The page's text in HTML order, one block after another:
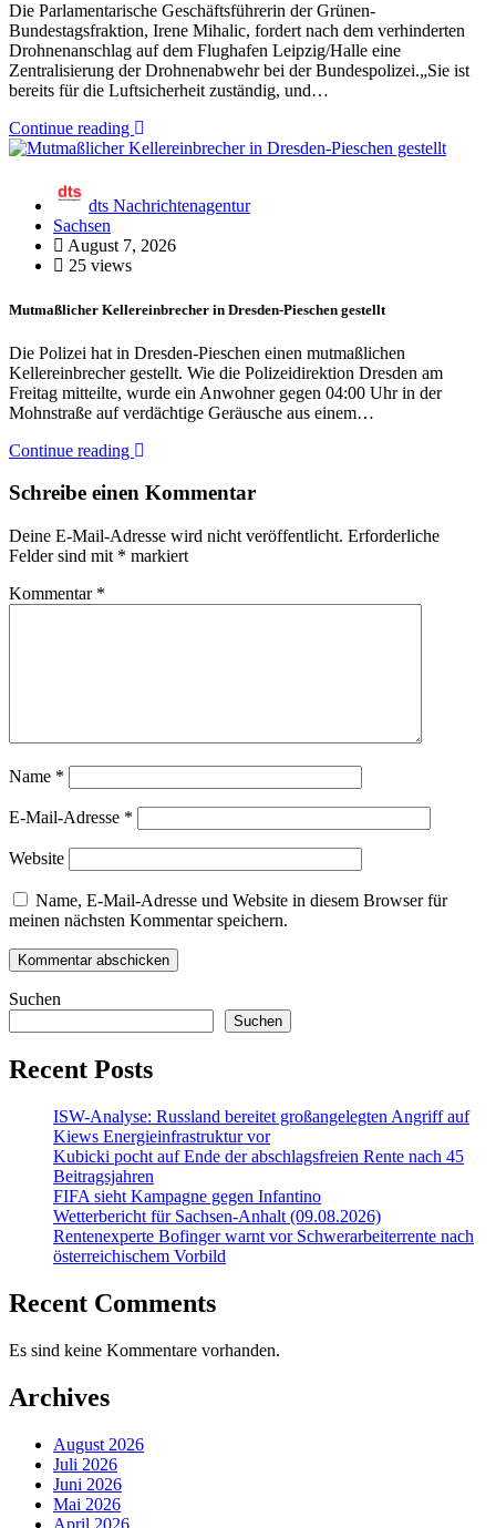
Die Parlamentarische Geschäftsführerin der Grünen-
Bundestagsfraktion, Irene Mihalic, fordert nach dem verhinderten
Drohnenanschlag auf dem Flughafen Leipzig/Halle eine
Zentralisierung der Drohnenabwehr bei der Bundespolizei.„Sie ist
bereits für die Luftsicherheit zuständig, und…
Continue reading
dts Nachrichtenagentur
Sachsen
August 7, 2026
25 views
Mutmaßlicher Kellereinbrecher in Dresden-Pieschen gestellt
Die Polizei hat in Dresden-Pieschen einen mutmaßlichen
Kellereinbrecher gestellt. Wie die Polizeidirektion Dresden am
Freitag mitteilte, wurde ein Anwohner gegen 04:00 Uhr in der
Mohnstraße auf verdächtige Geräusche aus einem…
Continue reading
Schreibe einen Kommentar
Deine E-Mail-Adresse wird nicht veröffentlicht. Erforderliche
Felder sind mit * markiert
Kommentar *
Name *
E-Mail-Adresse *
Website
Name, E-Mail-Adresse und Website in diesem Browser für
meinen nächsten Kommentar speichern.
Suchen
Suchen
Recent Posts
ISW-Analyse: Russland bereitet großangelegten Angriff auf
Kiews Energieinfrastruktur vor
Kubicki pocht auf Ende der abschlagsfreien Rente nach 45
Beitragsjahren
FIFA sieht Kampagne gegen Infantino
Wetterbericht für Sachsen-Anhalt (09.08.2026)
Rentenexperte Bofinger warnt vor Schwerarbeiterrente nach
österreichischem Vorbild
Recent Comments
Es sind keine Kommentare vorhanden.
Archives
August 2026
Juli 2026
Juni 2026
Mai 2026
April 2026